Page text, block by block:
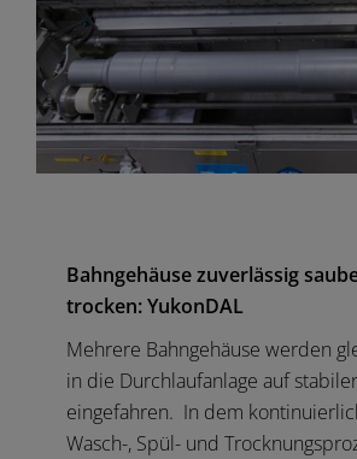
Bahngehäuse zuverlässig
trocken: YukonDAL
Mehrere Bahngehäuse werden
in die Durchlaufanlage auf
eingefahren. In dem
Wasch-, Spül- und